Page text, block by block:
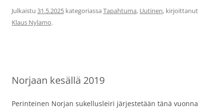
Julkaistu 31.5.2025 kategoriassa Tapahtuma, Uutinen, kirjoittanut
Klaus Nylamo.
Norjaan kesällä 2019
Perinteinen Norjan sukellusleiri järjestetään tänä vuonna